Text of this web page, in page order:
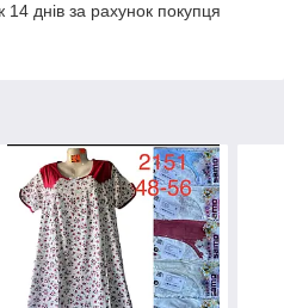
днів за рахунок покупця